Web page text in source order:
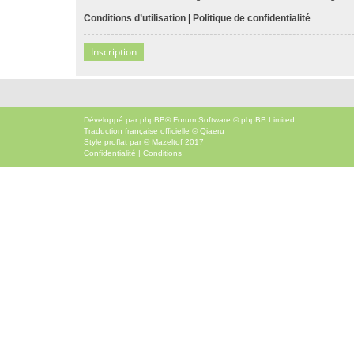
Conditions d’utilisation | Politique de confidentialité
Inscription
Développé par phpBB® Forum Software © phpBB Limited
Traduction française officielle ©Qiaeru
Style proflat par © Mazeltof 2017
Confidentialité | Conditions